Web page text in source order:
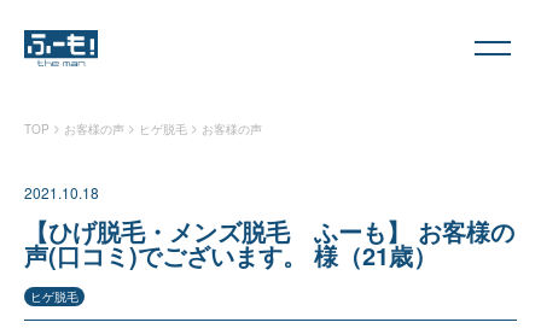
TOP > お客様の声 > ヒゲ脱毛 > お客様の声
2021.10.18
【ひげ脱毛・メンズ脱毛 ふーも】 お客様の
声(口コミ)でございます。 様（21歳）
ヒゲ脱毛